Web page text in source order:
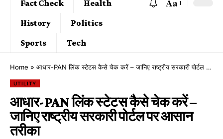
Fact Check
Health
History
Politics
Sports
Tech
Aa
Home » आधार-PAN लिंक स्टेटस कैसे चेक करें – जानिए राष्ट्रीय सरकारी पोर्टल पर आसान तरीका
UTILITY
आधार-PAN लिंक स्टेटस कैसे चेक करें –
जानिए राष्ट्रीय सरकारी पोर्टल पर आसान
तरीका